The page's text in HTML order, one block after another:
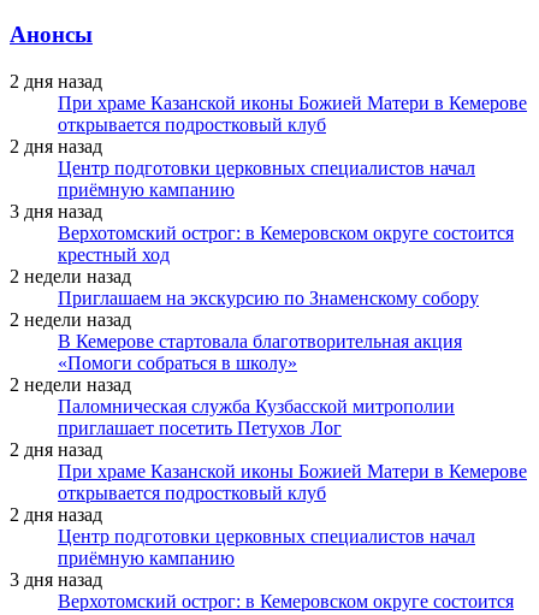
Анонсы
2 дня назад
При храме Казанской иконы Божией Матери в Кемерове
открывается подростковый клуб
2 дня назад
Центр подготовки церковных специалистов начал
приёмную кампанию
3 дня назад
Верхотомский острог: в Кемеровском округе состоится
крестный ход
2 недели назад
Приглашаем на экскурсию по Знаменскому собору
2 недели назад
В Кемерове стартовала благотворительная акция
«Помоги собраться в школу»
2 недели назад
Паломническая служба Кузбасской митрополии
приглашает посетить Петухов Лог
2 дня назад
При храме Казанской иконы Божией Матери в Кемерове
открывается подростковый клуб
2 дня назад
Центр подготовки церковных специалистов начал
приёмную кампанию
3 дня назад
Верхотомский острог: в Кемеровском округе состоится